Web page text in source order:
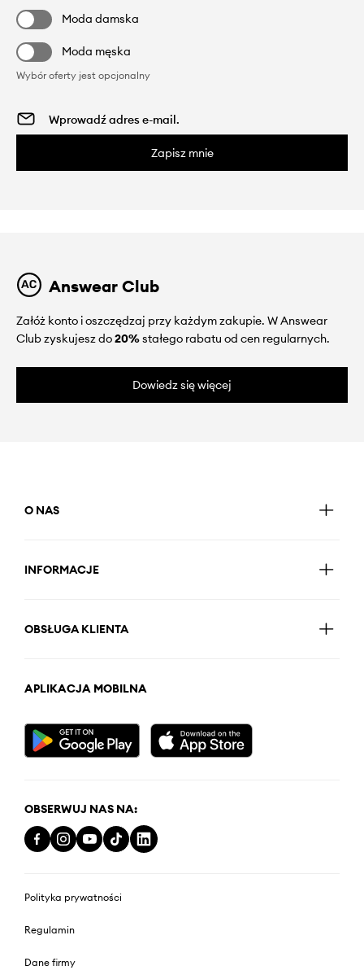
Moda damska
Moda męska
Wybór oferty jest opcjonalny
Zapisz mnie
Answear Club
Załóż konto i oszczędzaj przy każdym zakupie. W Answear
Club zyskujesz do20%stałego rabatu od cen regularnych.
Dowiedz się więcej
O NAS
INFORMACJE
OBSŁUGA KLIENTA
APLIKACJA MOBILNA
OBSERWUJ NAS NA:
Polityka prywatności
Regulamin
Dane firmy